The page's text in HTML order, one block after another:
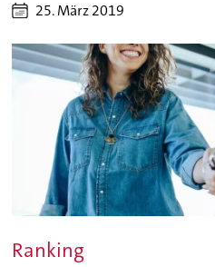
25. März 2019
Ranking